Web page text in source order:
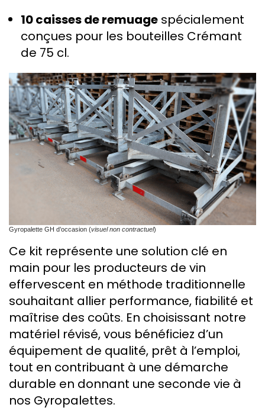
10 caisses de remuage spécialement
conçues pour les bouteilles Crémant
de 75 cl.
Gyropalette GH d’occasion (visuel non contractuel)
Ce kit représente une solution clé en
main pour les producteurs de vin
effervescent en méthode traditionnelle
souhaitant allier performance, fiabilité et
maîtrise des coûts. En choisissant notre
matériel révisé, vous bénéficiez d’un
équipement de qualité, prêt à l’emploi,
tout en contribuant à une démarche
durable en donnant une seconde vie à
nos Gyropalettes.